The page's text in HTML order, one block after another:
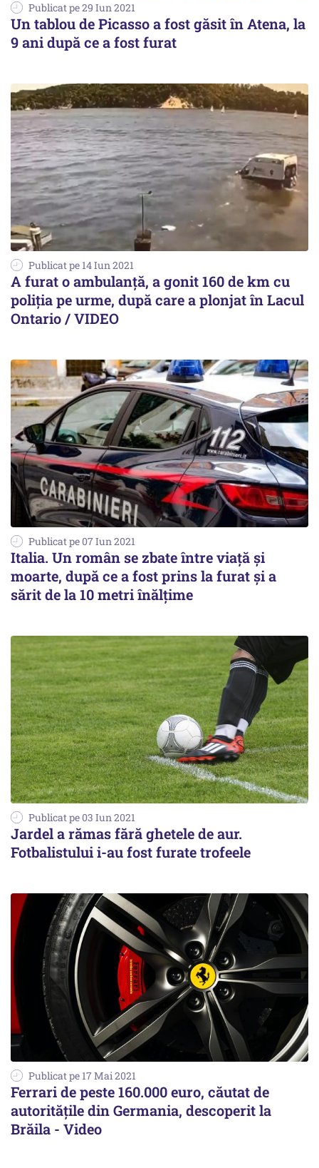
Publicat pe 29 Iun 2021
Un tablou de Picasso a fost găsit în Atena, la
9 ani după ce a fost furat
Publicat pe 14 Iun 2021
A furat o ambulanță, a gonit 160 de km cu
poliția pe urme, după care a plonjat în Lacul
Ontario / VIDEO
Publicat pe 07 Iun 2021
Italia. Un român se zbate între viață și
moarte, după ce a fost prins la furat şi a
sărit de la 10 metri înălţime
Publicat pe 03 Iun 2021
Jardel a rămas fără ghetele de aur.
Fotbalistului i-au fost furate trofeele
Publicat pe 17 Mai 2021
Ferrari de peste 160.000 euro, căutat de
autoritățile din Germania, descoperit la
Brăila - Video